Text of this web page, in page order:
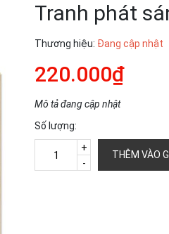
Tranh phát
Thương hiệu: Đang cập nhật
220.000₫
Mô tả đang cập nhật
Số lượng:
-
+
THÊM VÀO